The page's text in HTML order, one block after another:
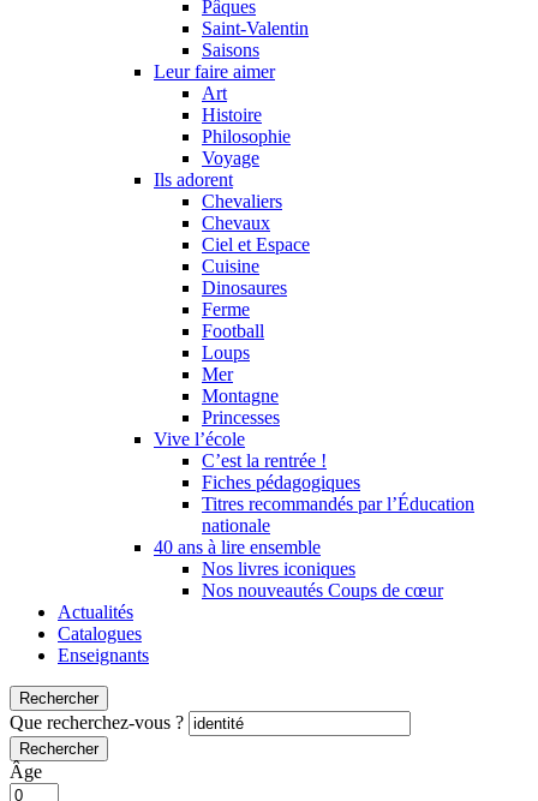
Pâques
Saint-Valentin
Saisons
Leur faire aimer
Art
Histoire
Philosophie
Voyage
Ils adorent
Chevaliers
Chevaux
Ciel et Espace
Cuisine
Dinosaures
Ferme
Football
Loups
Mer
Montagne
Princesses
Vive l’école
C’est la rentrée !
Fiches pédagogiques
Titres recommandés par l’Éducation
nationale
40 ans à lire ensemble
Nos livres iconiques
Nos nouveautés Coups de cœur
Actualités
Catalogues
Enseignants
Rechercher
Que recherchez-vous ?
Rechercher
Âge